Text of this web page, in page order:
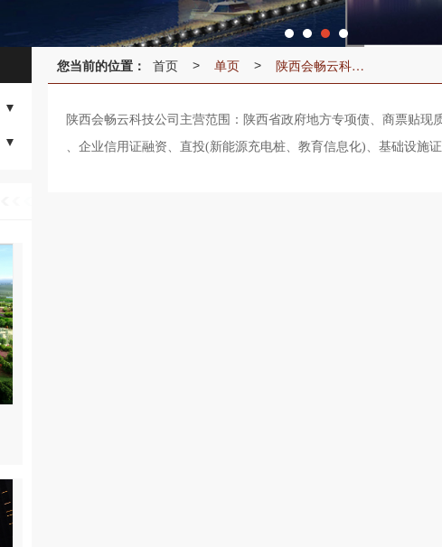
您当前的位置： 首页 > 单页 > 陕西会畅云科技有限公司
陕西会畅云科技公司主营范围：陕西省政府地方专项债、商票贴现
、企业信用证融资、直投(新能源充电桩、教育信息化)、基础设施证